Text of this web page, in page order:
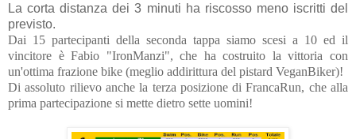
La corta distanza dei 3 minuti ha riscosso meno iscritti del
previsto.
Dai 15 partecipanti della seconda tappa siamo scesi a 10 ed il
vincitore è Fabio "IronManzi", che ha costruito la vittoria con
un'ottima frazione bike (meglio addirittura del pistard VeganBiker)!
Di assoluto rilievo anche la terza posizione di FrancaRun, che alla
prima partecipazione si mette dietro sette uomini!